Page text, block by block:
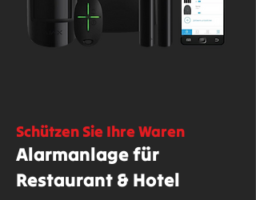
Schützen Sie Ihre Waren
Alarmanlage für
Restaurant & Hotel